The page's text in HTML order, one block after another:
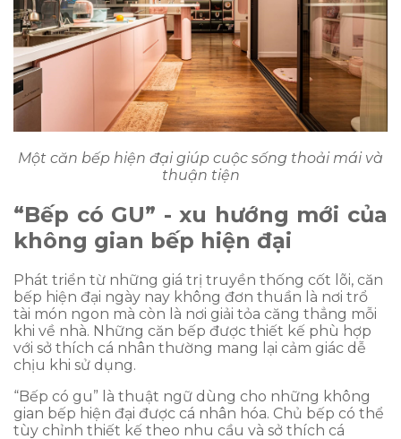
Một căn bếp hiện đại giúp cuộc sống thoải mái và
thuận tiện
“Bếp có GU” - xu hướng mới của
không gian bếp hiện đại
Phát triển từ những giá trị truyền thống cốt lõi, căn
bếp hiện đại ngày nay không đơn thuần là nơi trổ
tài món ngon mà còn là nơi giải tỏa căng thẳng mỗi
khi về nhà. Những căn bếp được thiết kế phù hợp
với sở thích cá nhân thường mang lại cảm giác dễ
chịu khi sử dụng.
“Bếp có gu” là thuật ngữ dùng cho những không
gian bếp hiện đại được cá nhân hóa. Chủ bếp có thể
tùy chỉnh thiết kế theo nhu cầu và sở thích cá